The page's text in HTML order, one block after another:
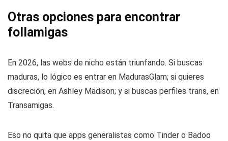
Otras opciones para encontrar
follamigas
En 2026, las webs de nicho están triunfando. Si buscas
maduras, lo lógico es entrar en MadurasGlam; si quieres
discreción, en Ashley Madison; y si buscas perfiles trans, en
Transamigas.
Eso no quita que apps generalistas como Tinder o Badoo